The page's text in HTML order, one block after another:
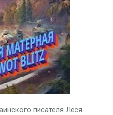
писателя Леся